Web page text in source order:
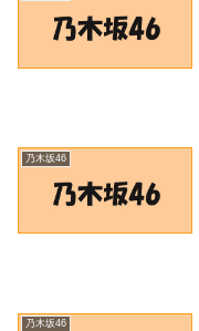
乃木坂46
乃木坂46